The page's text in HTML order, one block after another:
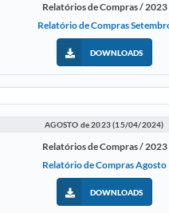
Relatórios de Compras / 2023
Relatório de Compras
DOWNLOADS
AGOSTO de 2023 (15/04/2024)
Relatórios de Compras / 2023
Relatório de Compras Agosto
DOWNLOADS